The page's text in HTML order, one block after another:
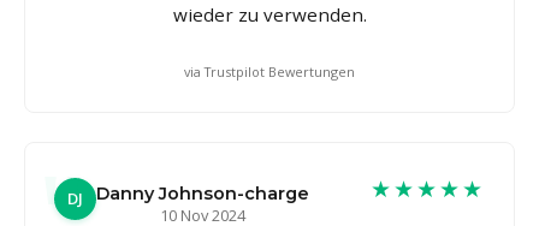
wieder zu verwenden.
via Trustpilot Bewertungen
DJ
Danny Johnson-charge
10 Nov 2024
★★★★★